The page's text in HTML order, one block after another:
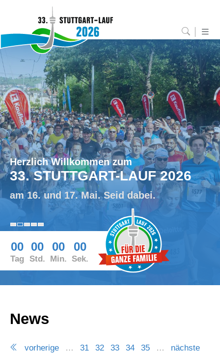
Herzlich Willkommen zum
33. STUTTGART-LAUF 2026
am 16. und 17. Mai. Seid dabei.
00
Tag
00
Std.
00
Min.
00
Sek.
News
vorherige … 31 32 33 34 35 … nächste